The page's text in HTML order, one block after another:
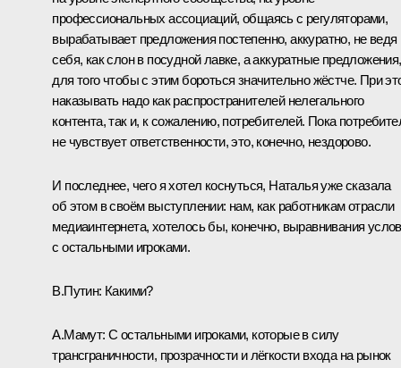
профессиональных ассоциаций, общаясь с регуляторами,
вырабатывает предложения постепенно, аккуратно, не ведя
себя, как слон в посудной лавке, а аккуратные предложения,
для того чтобы с этим бороться значительно жёстче. При
наказывать надо как распространителей нелегального
контента, так и, к сожалению, потребителей. Пока
не чувствует ответственности, это, конечно, нездорово.
И последнее, чего я хотел коснуться, Наталья уже сказала
об этом в своём выступлении: нам, как работникам отрасли
медиаинтернета, хотелось бы, конечно, выравнивания
с остальными игроками.
В.Путин: Какими?
А.Мамут: С остальными игроками, которые в силу
трансграничности, прозрачности и лёгкости входа на рынок